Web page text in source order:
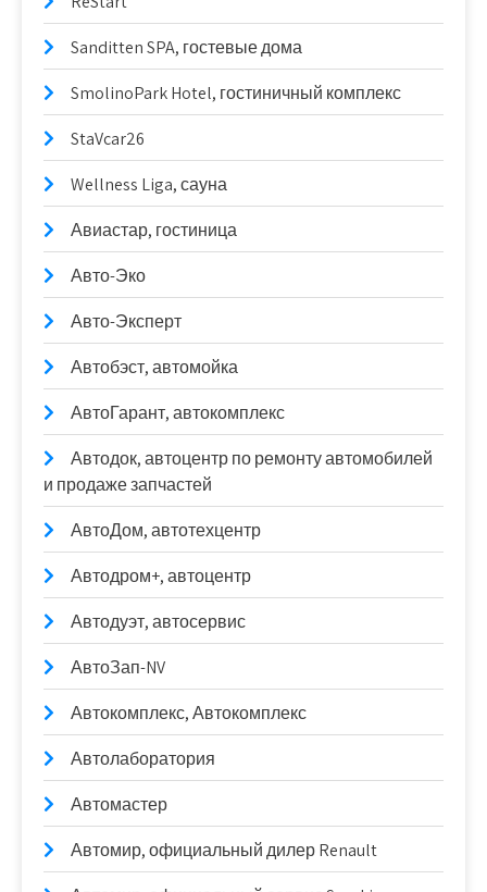
Sanditten SPA, гостевые дома
SmolinoPark Hotel, гостиничный комплекс
StaVcar26
Wellness Liga, сауна
Авиастар, гостиница
Авто-Эко
Авто-Эксперт
Автобэст, автомойка
АвтоГарант, автокомплекс
Автодок, автоцентр по ремонту автомобилей
и продаже запчастей
АвтоДом, автотехцентр
Автодром+, автоцентр
Автодуэт, автосервис
АвтоЗап-NV
Автокомплекс, Автокомплекс
Автолаборатория
Автомастер
Автомир, официальный дилер Renault